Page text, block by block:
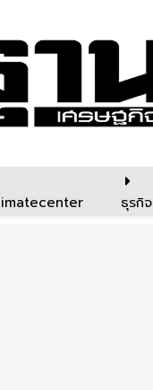
ธุรกิจ